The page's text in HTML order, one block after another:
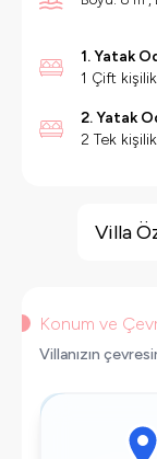
1. Yatak
1 Çift
2. Yatak
2 Tek
Barbekü
Saç Kurutma
Bulaşık
Buzdolabı
Villa
Konum ve
Villanızın